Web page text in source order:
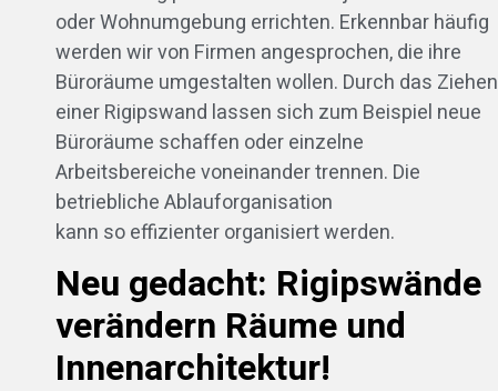
oder Wohnumgebung errichten. Erkennbar häufig
werden wir von Firmen angesprochen, die ihre
Büroräume umgestalten wollen. Durch das Ziehen
einer Rigipswand lassen sich zum Beispiel neue
Büroräume schaffen oder einzelne
Arbeitsbereiche voneinander trennen. Die
betriebliche Ablauforganisation
kann so effizienter organisiert werden.
Neu gedacht: Rigipswände
verändern Räume und
Innenarchitektur!